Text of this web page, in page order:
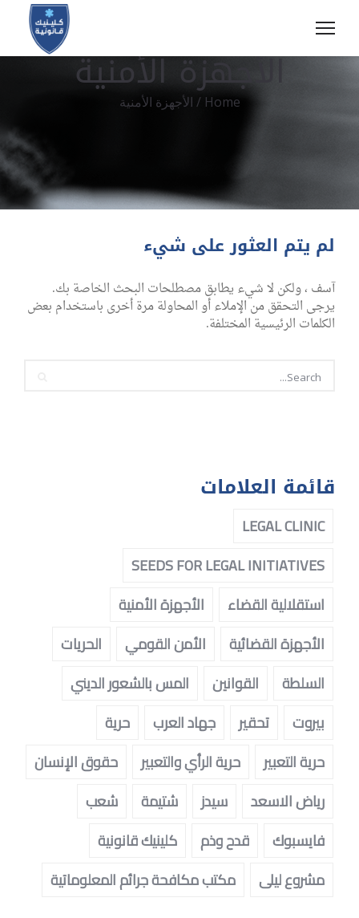
الأجهزة الأمنية
Home
/ الأجهزة الأمنية
لم يتم العثور على شيء
آسف ، ولكن لا شيء يطابق مصطلحات البحث الخاصة بك.
يرجى التحقق من الإملاء أو المحاولة مرة أخرى باستخدام بعض
الكلمات الرئيسية المختلفة.
قائمة العلامات
LEGAL CLINIC
SEEDS FOR LEGAL INITIATIVES
استقلالية القضاء
الأجهزة الأمنية
الأجهزة القضائية
الأمن القومي
الحريات
السلطة
القوانين
المس بالشعور الديني
بيروت
تحقير جهاد العرب
حرية
حرية التعبير
حرية الرأي والتعبير
حقوق الإنسان
رياض الاسعد
سيدز شتيمة
شعب
فايسبوك
قدح وذم
كلينيك قانونية
مشروع ليلى
مكتب مكافحة جرائم المعلوماتية